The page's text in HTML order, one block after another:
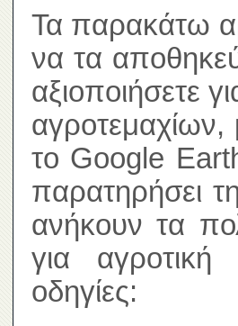
Τα παρακάτω
να τα
αξιοποιήσετε
το Google
παρατηρήσει
ανήκουν τα
για
οδηγίες: